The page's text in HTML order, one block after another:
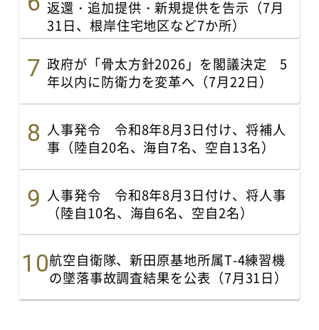
返還・追加提供・新規提供を告示（7月
31日、根岸住宅地区など7か所）
政府が「骨太方針2026」を閣議決定 5
年以内に防衛力を変革へ（7月22日）
人事発令 令和8年8月3日付け、将補人
事（陸自20名、海自7名、空自13名）
人事発令 令和8年8月3日付け、将人事
（陸自10名、海自6名、空自2名）
航空自衛隊、新田原基地所属T-4練習機
の墜落事故調査結果を公表（7月31日）